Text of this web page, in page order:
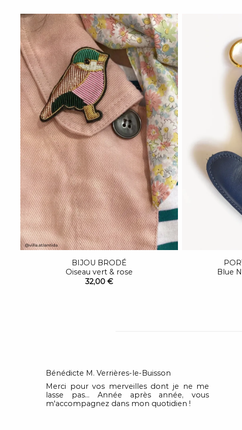
Bénédicte M. Verrières-le-Buisson
Merci pour vos merveilles dont je ne me
lasse pas... Année après année, vous
m'accompagnez dans mon quotidien !
BIJOU BRODÉ
Oiseau vert & rose
32,00 €
Blue